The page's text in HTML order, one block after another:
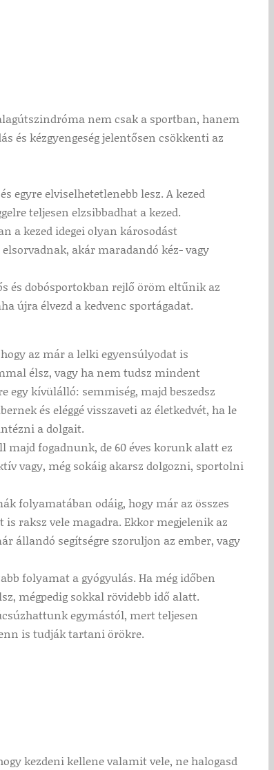
nem csak a sportban, hanem
és kézgyengeség jelentősen csökkenti az
elviselhetetlenebb lesz. A kezed
teljesen elzsibbadhat a kezed.
a kezed idegei olyan károsodást
akár maradandó kéz- vagy
és dobósportokban rejlő öröm eltűnik az
újra élvezd a kedvenc sportágadat.
az már a lelki egyensúlyodat is
élsz, vagy ha nem tudsz mindent
kívülálló: semmiség, majd beszedsz
és eléggé visszaveti az életkedvét, ha le
a dolgait.
majd fogadnunk, de 60 éves korunk alatt ez
vagy, még sokáig akarsz dolgozni, sportolni
folyamatában odáig, hogy már az összes
raksz vele magadra. Ekkor megjelenik az
állandó segítségre szoruljon az ember, vagy
folyamat a gyógyulás. Ha még időben
mégpedig sokkal rövidebb idő alatt.
egymástól, mert teljesen
is tudják tartani örökre.
kezdeni kellene valamit vele, ne halogasd